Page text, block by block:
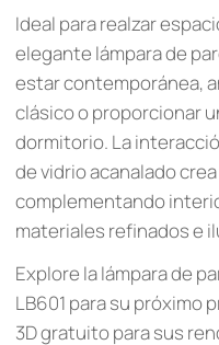
Ideal para realzar
elegante lámpara de
estar contemporánea,
clásico o proporcionar
dormitorio. La
de vidrio acanalado
complementando
materiales refinados e
Explore la lámpara de
LB601 para su próximo
3D gratuito para sus